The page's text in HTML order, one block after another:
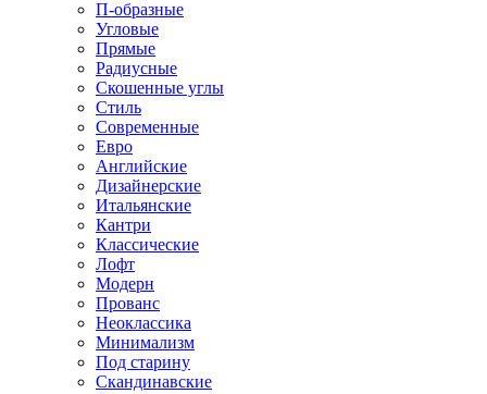
П-образные
Угловые
Прямые
Радиусные
Скошенные углы
Стиль
Современные
Евро
Английские
Дизайнерские
Итальянские
Кантри
Классические
Лофт
Модерн
Прованс
Неоклассика
Минимализм
Под старину
Скандинавские